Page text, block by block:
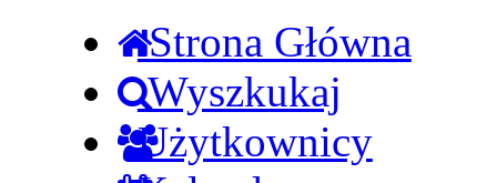
Strona Główna
Wyszkukaj
Użytkownicy